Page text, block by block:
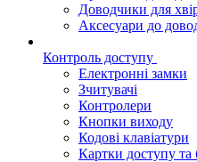
Доводчики для
Аксесуари до
Контроль доступу
Електронні замки
Зчитувачі
Контролери
Кнопки виходу
Кодові клавіатури
Картки доступу та